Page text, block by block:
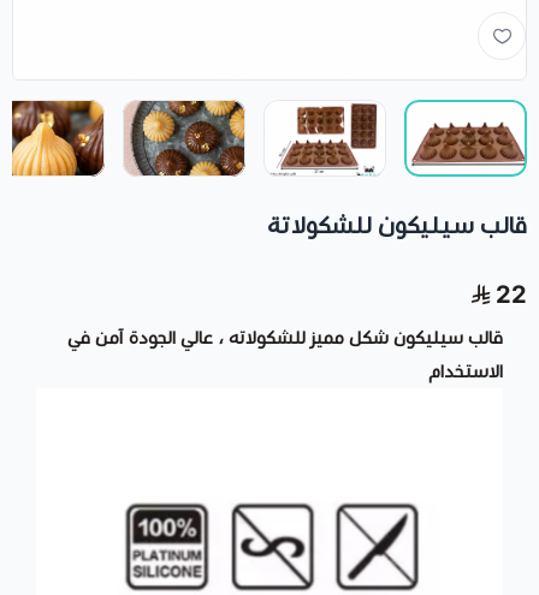
قالب سيليكون للشكولاتة
22
قالب سيليكون شكل مميز للشكولاته ، عالي الجودة آمن في
الاستخدام